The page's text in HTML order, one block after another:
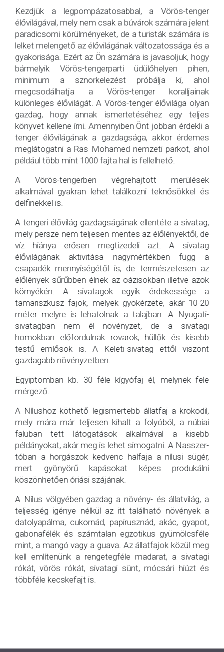
Kezdjük a legpompázatosabbal, a Vörös-tenger
élővilágával, mely nem csak a búvárok számára jelent
paradicsomi körülményeket, de a turisták számára is
lelket melengető az élővilágának változatossága és a
gyakorisága. Ezért az Ön számára is javasoljuk, hogy
bármelyik Vörös-tengerparti üdülőhelyen pihen,
minimum a sznorkelezést próbálja ki, ahol
megcsodálhatja a Vörös-tenger koralljainak
különleges élővilágát. A Vörös-tenger élővilága olyan
gazdag, hogy annak ismertetéséhez egy teljes
könyvet kellene írni. Amennyiben Önt jobban érdekli a
tenger élővilágának a gazdagsága, akkor érdemes
meglátogatni a Ras Mohamed nemzeti parkot, ahol
például több mint 1000 fajta hal is fellelhető.
A Vörös-tengerben végrehajtott merülések
alkalmával gyakran lehet találkozni teknősökkel és
delfinekkel is.
A tengeri élővilág gazdagságának ellentéte a sivatag,
mely persze nem teljesen mentes az élőlényektől, de
víz hiánya erősen megtizedeli azt. A sivatag
élővilágának aktivitása nagymértékben függ a
csapadék mennyiségétől is, de természetesen az
élőlények sűrűbben élnek az oázisokban illetve azok
környékén. A sivatagok egyik érdekessége a
tamariszkusz fajok, melyek gyökérzete, akár 10-20
méter melyre is lehatolnak a talajban. A Nyugati-
sivatagban nem él növényzet, de a sivatagi
homokban előfordulnak rovarok, hüllők és kisebb
testű emlősök is. A Keleti-sivatag ettől viszont
gazdagabb növényzetben.
Egyiptomban kb. 30 féle kígyófaj él, melynek fele
mérgező.
A Nílushoz köthető legismertebb állatfaj a krokodil,
mely mára már teljesen kihalt a folyóból, a núbiai
faluban tett látogatások alkalmával a kisebb
példányokat, akár meg is lehet simogatni. A Nasszer-
tóban a horgászok kedvenc halfaja a nílusi sügér,
mert gyönyörű kapásokat képes produkálni
köszönhetően óriási szájának.
A Nílus völgyében gazdag a növény- és állatvilág, a
teljesség igénye nélkül az itt található növények a
datolyapálma, cukornád, papirusznád, akác, gyapot,
gabonafélék és számtalan egzotikus gyümölcsféle
mint, a mangó vagy a guava. Az állatfajok közül meg
kell említenünk a rengetegféle madarat, a sivatagi
rókát, vörös rókát, sivatagi sünt, mócsári hiúzt és
többféle kecskefajt is.